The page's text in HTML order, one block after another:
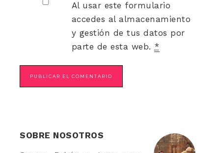
Al usar este formulario
accedes al almacenamiento
y gestión de tus datos por
parte de esta web. *
SOBRE NOSOTROS